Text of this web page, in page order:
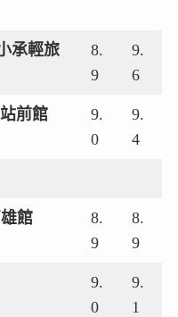
承輕旅
8.
9
9.
6
前館
9.
0
9.
4
館
8.
9
8.
9
9.
0
9.
1